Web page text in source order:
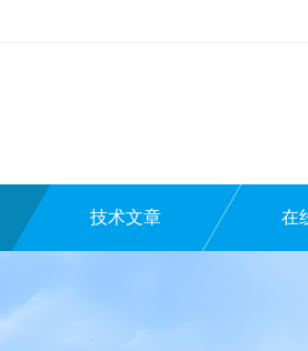
技术文章 在